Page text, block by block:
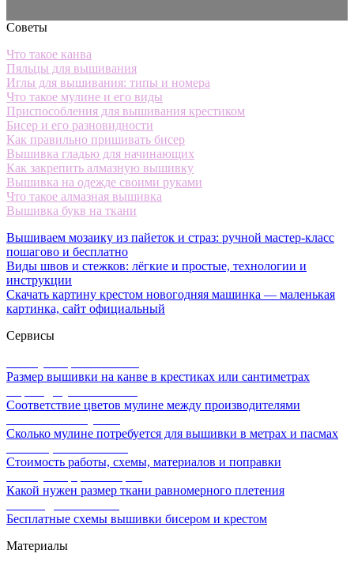
Советы
Что такое канва
Пяльцы для вышивания
Иглы для вышивания: типы и номера
Что такое мулине и его виды
Приспособления для вышивания крестиком
Бисер и его разновидности
Как правильно пришивать бисер
Вышивка гладью для начинающих
Как закрепить алмазную вышивку
Вышивка на одежде своими руками
Что такое алмазная вышивка
Вышивка букв на ткани
Вышиваем мозаику из пайеток и страз: ручной мастер-класс
пошагово и бесплатно
Виды швов и стежков: лёгкие и простые, технологии и
инструкции
Скачать картину крестом новогодняя машинка — маленькая
картинка, сайт официальный
Сервисы
Размер вышивки на канве в крестиках или сантиметрах
Соответствие цветов мулине между производителями
Сколько мулине потребуется для вышивки в метрах и пасмах
Стоимость работы, схемы, материалов и поправки
Какой нужен размер ткани равномерного плетения
Бесплатные схемы вышивки бисером и крестом
Материалы